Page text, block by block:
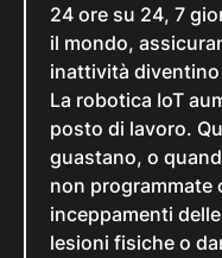
24 ore su 24, 7
il mondo,
inattività
La robotica IoT
posto di lavoro.
guastano, o
non programmate
inceppamenti
lesioni fisiche o